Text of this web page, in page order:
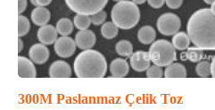
300M Paslanmaz Çelik Toz